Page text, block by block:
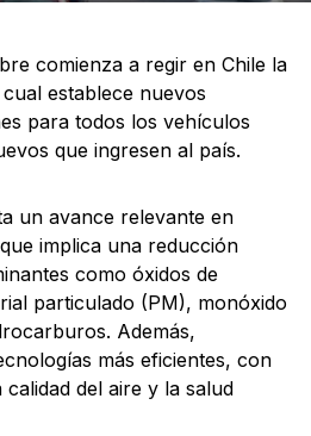
comienza a regir en Chile la
establece nuevos
para todos los vehículos
que ingresen al país.
un avance relevante en
implica una reducción
como óxidos de
particulado (PM), monóxido
Además,
más eficientes, con
del aire y la salud